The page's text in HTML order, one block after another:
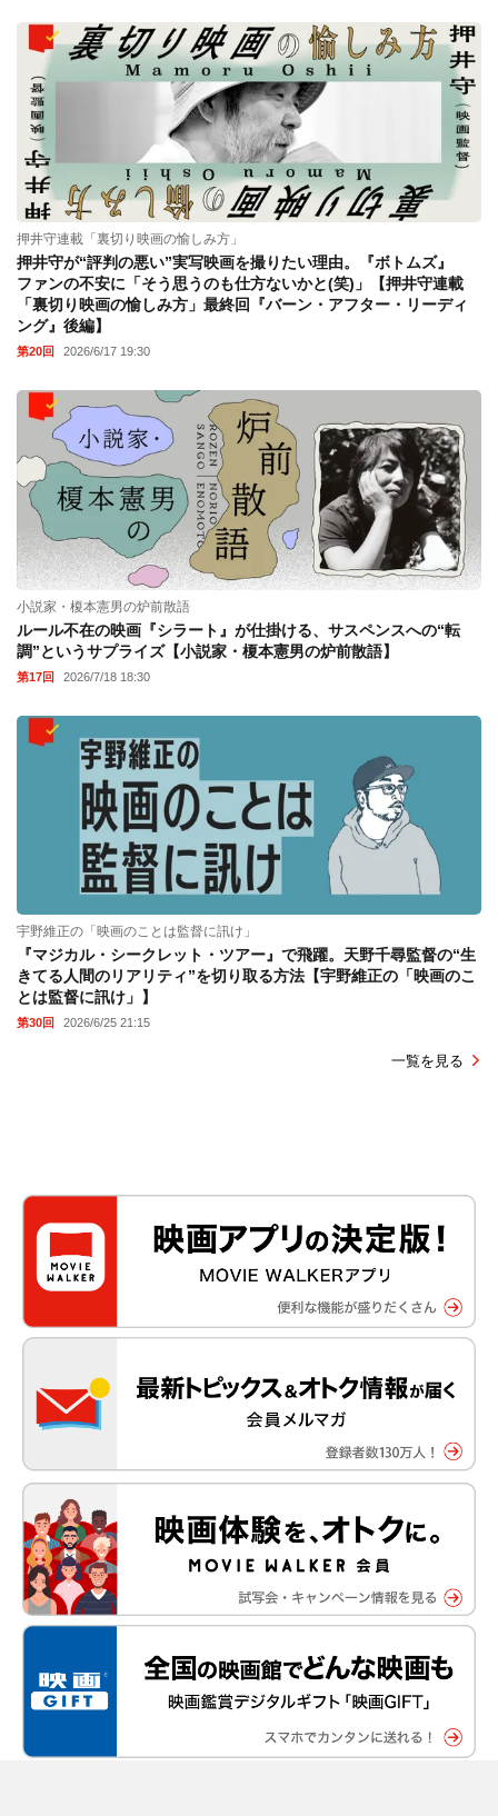
押井守連載「裏切り映画の愉しみ方」
押井守が“評判の悪い”実写映画を撮りたい理由。『ボトムズ』
ファンの不安に「そう思うのも仕方ないかと(笑)」【押井守連載
「裏切り映画の愉しみ方」最終回『バーン・アフター・リーディ
ング』後編】
第20回 2026/6/17 19:30
小説家・榎本憲男の炉前散語
ルール不在の映画『シラート』が仕掛ける、サスペンスへの“転
調”というサプライズ【小説家・榎本憲男の炉前散語】
第17回 2026/7/18 18:30
宇野維正の「映画のことは監督に訊け」
『マジカル・シークレット・ツアー』で飛躍。天野千尋監督の“生
きてる人間のリアリティ”を切り取る方法【宇野維正の「映画のこ
とは監督に訊け」】
第30回 2026/6/25 21:15
一覧を見る